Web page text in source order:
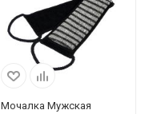
Мочалка Мужская